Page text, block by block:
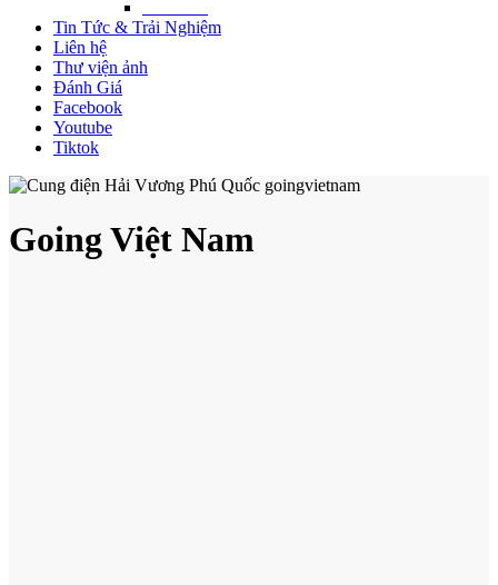
Tin Tức & Trải Nghiệm
Liên hệ
Thư viện ảnh
Đánh Giá
Facebook
Youtube
Tiktok
Going Việt Nam